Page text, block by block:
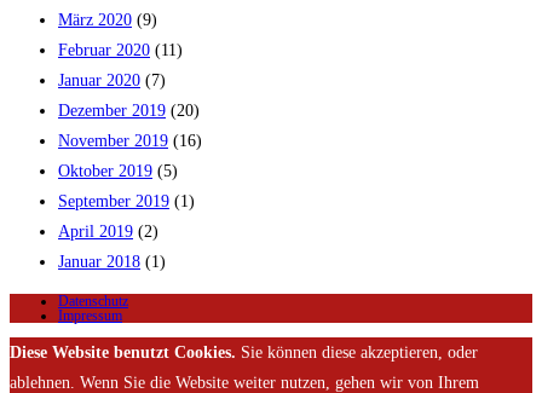
März 2020 (9)
Februar 2020 (11)
Januar 2020 (7)
Dezember 2019 (20)
November 2019 (16)
Oktober 2019 (5)
September 2019 (1)
April 2019 (2)
Januar 2018 (1)
Datenschutz
Impressum
Diese Website benutzt Cookies. Sie können diese akzeptieren, oder
ablehnen. Wenn Sie die Website weiter nutzen, gehen wir von Ihrem